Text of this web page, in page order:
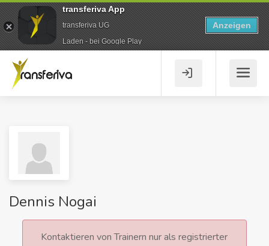
Dennis Nogai
Kontaktieren von Trainern nur als registrierter
transferiva App
transferiva UG
Laden - bei Google Play
Anzeigen